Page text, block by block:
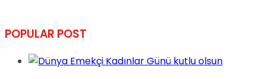
POPULAR POST